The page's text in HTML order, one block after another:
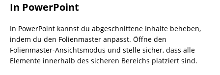
In PowerPoint
In PowerPoint kannst du abgeschnittene Inhalte beheben,
indem du den Folienmaster anpasst. Öffne den
Folienmaster-Ansichtsmodus und stelle sicher, dass alle
Elemente innerhalb des sicheren Bereichs platziert sind.